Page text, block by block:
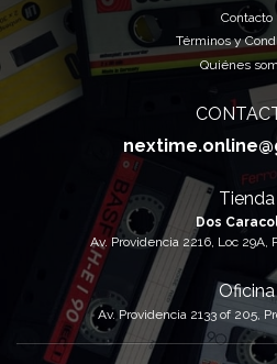
Contacto
Términos y
Quiénes
Tienda
Dos
Av. Providencia 2216, Loc 29A,
Oficina
Av. Providencia 2133 of 205,